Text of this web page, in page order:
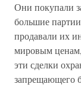
Они покупали
большие
продавали их
мировым
эти сделки
запрещающего